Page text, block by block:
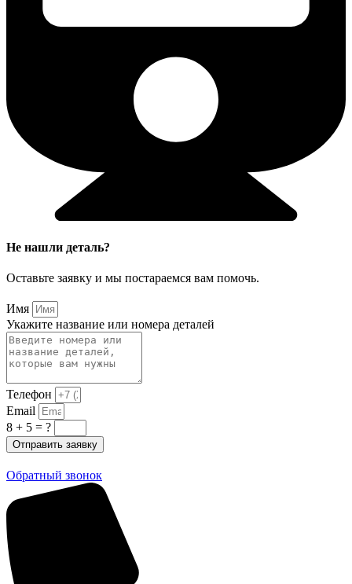
Не нашли деталь?
Оставьте заявку и мы постараемся вам помочь.
Имя
Укажите название или номера деталей
Телефон
Email
8 + 5 = ?
Отправить заявку
Обратный звонок